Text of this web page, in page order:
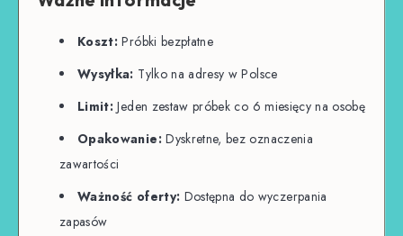
Koszt: Próbki bezpłatne
Wysyłka: Tylko na adresy w Polsce
Limit: Jeden zestaw próbek co 6 miesięcy na osobę
Opakowanie:Dyskretne, bez oznaczenia
zawartości
Ważność oferty: Dostępna do wyczerpania
zapasów